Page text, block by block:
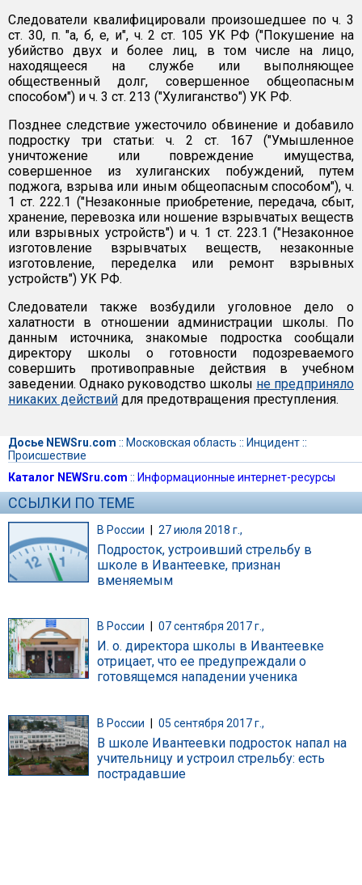
Следователи квалифицировали произошедшее по ч. 3
ст. 30, п. "а, б, е, и", ч. 2 ст. 105 УК РФ ("Покушение на
убийство двух и более лиц, в том числе на лицо,
находящееся на службе или выполняющее
общественный долг, совершенное общеопасным
способом") и ч. 3 ст. 213 ("Хулиганство") УК РФ.
Позднее следствие ужесточило обвинение и добавило
подростку три статьи: ч. 2 ст. 167 ("Умышленное
уничтожение или повреждение имущества,
совершенное из хулиганских побуждений, путем
поджога, взрыва или иным общеопасным способом"), ч.
1 ст. 222.1 ("Незаконные приобретение, передача, сбыт,
хранение, перевозка или ношение взрывчатых веществ
или взрывных устройств") и ч. 1 ст. 223.1 ("Незаконное
изготовление взрывчатых веществ, незаконные
изготовление, переделка или ремонт взрывных
устройств") УК РФ.
Следователи также возбудили уголовное дело о
халатности в отношении администрации школы. По
данным источника, знакомые подростка сообщали
директору школы о готовности подозреваемого
совершить противоправные действия в учебном
заведении. Однако руководство школы не предприняло
никаких действий для предотвращения преступления.
Досье NEWSru.com :: Московская область :: Инцидент::
Происшествие
Каталог NEWSru.com :: Информационные интернет-ресурсы
ССЫЛКИ ПО ТЕМЕ
В России 27 июля 2018 г.,
Подросток, устроивший стрельбу в
школе в Ивантеевке, признан
вменяемым
В России 07 сентября 2017 г.,
И. о. директора школы в Ивантеевке
отрицает, что ее предупреждали о
готовящемся нападении ученика
В России | 05 сентября 2017 г.,
В школе Ивантеевки подросток напал на
учительницу и устроил стрельбу: есть
пострадавшие